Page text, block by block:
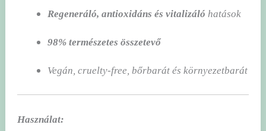
Regeneráló, antioxidáns és vitalizáló hatások
98% természetes összetevő
Vegán, cruelty-free, bőrbarát és környezetbarát
Használat: